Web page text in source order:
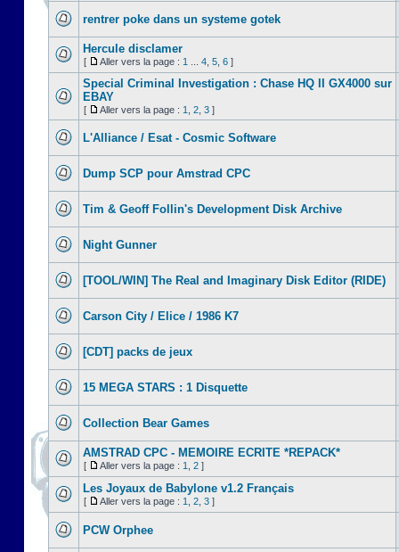
rentrer poke dans un systeme gotek
Hercule disclamer
[ Aller vers la page : 1 4 5 6 ]
Special Criminal Investigation : Chase HQ II GX4000 sur
EBAY
[ Aller vers la page : 1 2 3 ]
L'Alliance / Esat - Cosmic Software
Dump SCP pour Amstrad CPC
Tim & Geoff Follin's Development Disk Archive
Night Gunner
[TOOL/WIN] The Real and Imaginary Disk Editor (RIDE)
Carson City / Elice / 1986 K7
[CDT] packs de jeux
15 MEGA STARS : 1 Disquette
Collection Bear Games
AMSTRAD CPC - MEMOIRE ECRITE *REPACK*
[ Aller vers la page : 1 2 ]
Les Joyaux de Babylone v1.2 Français
[ Aller vers la page : 1 2 3 ]
PCW Orphee